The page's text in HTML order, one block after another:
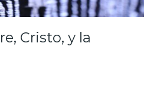
Cristo, y la